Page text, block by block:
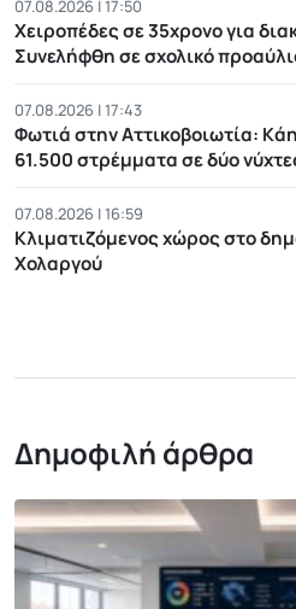
07.08.2026 | 17:50
Χειροπέδες σε 35χρονο για
Συνελήφθη σε σχολικό
07.08.2026 | 17:43
Φωτιά στην Αττικοβοιωτία:
61.500 στρέμματα σε δύο
07.08.2026 | 16:59
Κλιματιζόμενος χώρος στο
Χολαργού
Δημοφιλή άρθρα